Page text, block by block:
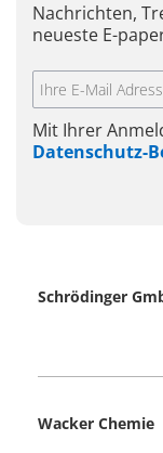
Nachrichten,
neueste E-
Mit Ihrer
Datenschutz-
Schrödinger
Wacker Chemie